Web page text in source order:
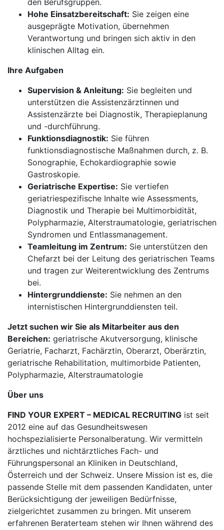
den Berufsgruppen.
Hohe Einsatzbereitschaft: Sie zeigen eine
ausgeprägte Motivation, übernehmen
Verantwortung und bringen sich aktiv in den
klinischen Alltag ein.
Ihre Aufgaben
Supervision & Anleitung: Sie begleiten und
unterstützen die Assistenzärztinnen und
Assistenzärzte bei Diagnostik, Therapieplanung
und -durchführung.
Funktionsdiagnostik: Sie führen
funktionsdiagnostische Maßnahmen durch, z. B.
Sonographie, Echokardiographie sowie
Gastroskopie.
Geriatrische Expertise: Sie vertiefen
geriatriespezifische Inhalte wie Assessments,
Diagnostik und Therapie bei Multimorbidität,
Polypharmazie, Alterstraumatologie, geriatrischen
Syndromen und Entlassmanagement.
Teamleitung im Zentrum: Sie unterstützen den
Chefarzt bei der Leitung des geriatrischen Teams
und tragen zur Weiterentwicklung des Zentrums
bei.
Hintergrunddienste: Sie nehmen an den
internistischen Hintergrunddiensten teil.
Jetzt suchen wir Sie als Mitarbeiter aus den
Bereichen: geriatrische Akutversorgung, klinische
Geriatrie, Facharzt, Fachärztin, Oberarzt, Oberärztin,
geriatrische Rehabilitation, multimorbide Patienten,
Polypharmazie, Alterstraumatologie
Über uns
FIND YOUR EXPERT – MEDICAL RECRUITING ist seit
2012 eine auf das Gesundheitswesen
hochspezialisierte Personalberatung. Wir vermitteln
ärztliches und nichtärztliches Fach- und
Führungspersonal an Kliniken in Deutschland,
Österreich und der Schweiz. Unsere Mission ist es, die
passende Stelle mit dem passenden Kandidaten, unter
Berücksichtigung der jeweiligen Bedürfnisse,
zielgerichtet zusammen zu bringen. Mit unserem
erfahrenen Beraterteam stehen wir Ihnen während des